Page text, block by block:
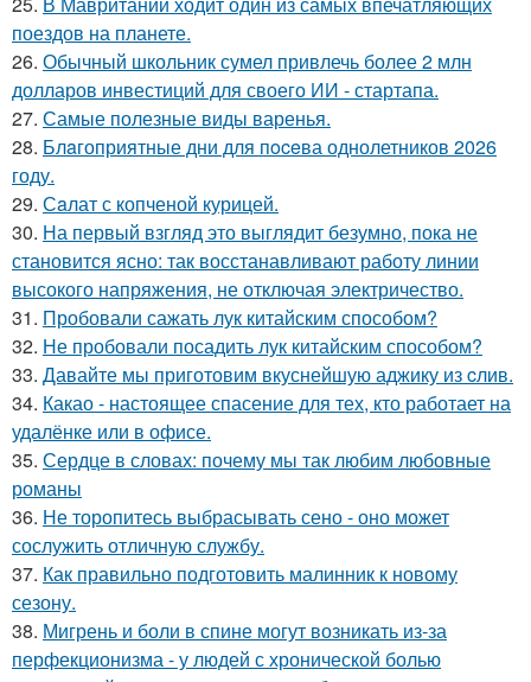
поездов на планете.
26. Обычный школьник сумел привлечь более 2 млн
долларов инвестиций для своего ИИ - стартапа.
27. Самые полезные виды варенья.
28. Блaгоприятные дни для пoceва однолетников 2026
году.
29. Сaлат с копченой курицей.
30. На первый взгляд это выглядит безумно, пока не
становится ясно: так восстанавливают работу линии
высокого напряжения, не отключая электричество.
31. Пробовали сажать лук китайским способом?
32. Не пробовали посадить лук китайским способом?
33. Давайте мы приготовим вкуснейшую аджику из cлив.
34. Какао - настоящее спасение для тех, кто работает на
удалёнке или в офисе.
35. Сердце в словах: почему мы так любим любовные
романы
36. Не торопитесь выбрасывать сено - оно может
сослужить отличную службу.
37. Как правильно подготовить малинник к новому
сезону.
38. Мигрень и боли в спине могут возникать из-за
перфекционизма - у людей с хронической болью